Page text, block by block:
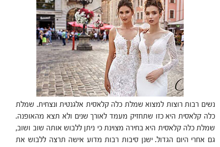
נשים רבות רוצות למצוא שמלת כלה קלאסית אלגנטית ונצחית. שמלת
כלה קלאסית היא כזו שתחזיק מעמד לאורך שנים ולא תצא מהאופנה.
שמלת כלה קלאסית היא בחירה מצוינת כי ניתן ללבוש אותה שוב ושוב,
גם אחרי היום הגדול. ישנן סיבות רבות מדוע אישה תרצה ללבוש את